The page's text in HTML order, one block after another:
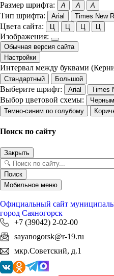
Размер шрифта: A A A
Тип шрифта: Arial Times New
Цвета сайта: Ц Ц Ц Ц
Изображения:
Обычная версия сайта
Настройки
Интервал между буквами
Стандартный
Большой
Выберите шрифт: Arial Times
Выбор цветовой схемы:
Темно-синим по голубому
Поиск по сайту
Закрыть
Поиск
Мобильное меню
Официальный сайт
город Саяногорск
+7 (39042) 2-02-00
sayanogorsk@r-19.ru
мкр.Советский, д.1